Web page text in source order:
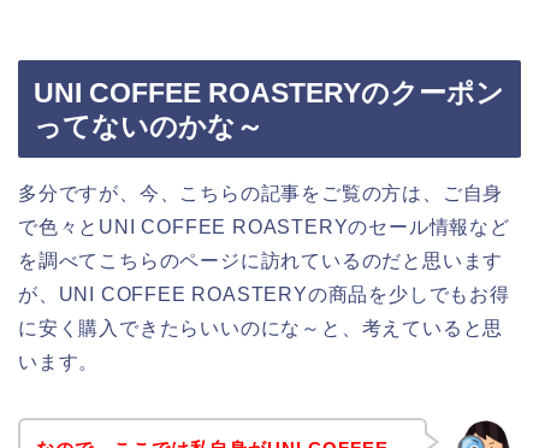
UNI COFFEE ROASTERYのクーポン
ってないのかな～
多分ですが、今、こちらの記事をご覧の方は、ご自身
で色々とUNI COFFEE ROASTERYのセール情報など
を調べてこちらのページに訪れているのだと思います
が、UNI COFFEE ROASTERYの商品を少しでもお得
に安く購入できたらいいのにな～と、考えていると思
います。